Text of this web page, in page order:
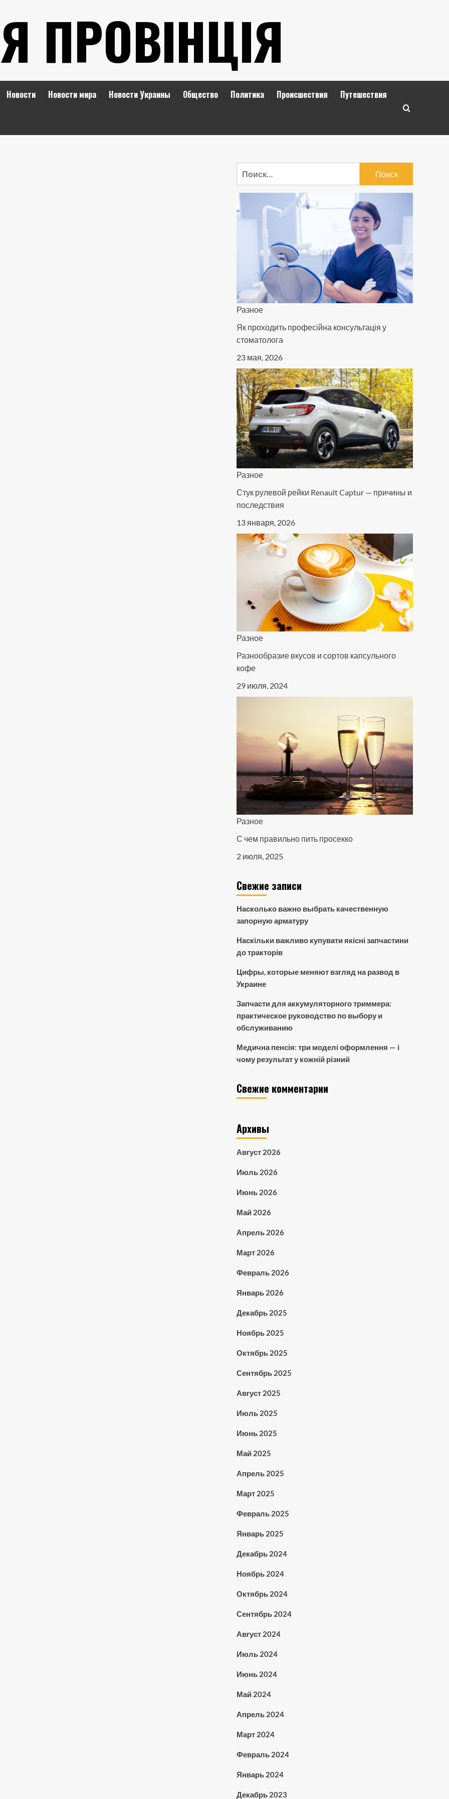
ПРОВІНЦІЯ
Новости Новости мира Новости Украины Общество Политика Происшествия Путешествия
Разное
Як проходить професійна консультація у
стоматолога
23 мая, 2026
Разное
Стук рулевой рейки Renault Captur — причины и
последствия
13 января, 2026
Разное
Разнообразие вкусов и сортов капсульного
кофе
29 июля, 2024
Разное
С чем правильно пить просекко
2 июля, 2025
Свежие записи
Насколько важно выбрать качественную
запорную арматуру
Наскільки важливо купувати якісні запчастини
до тракторів
Цифры, которые меняют взгляд на развод в
Украине
Запчасти для аккумуляторного триммера:
практическое руководство по выбору и
обслуживанию
Медична пенсія: три моделі оформлення — і
чому результат у кожній різний
Свежие комментарии
Архивы
Август 2026
Июль 2026
Июнь 2026
Май 2026
Апрель 2026
Март 2026
Февраль 2026
Январь 2026
Декабрь 2025
Ноябрь 2025
Октябрь 2025
Сентябрь 2025
Август 2025
Июль 2025
Июнь 2025
Май 2025
Апрель 2025
Март 2025
Февраль 2025
Январь 2025
Декабрь 2024
Ноябрь 2024
Октябрь 2024
Сентябрь 2024
Август 2024
Июль 2024
Июнь 2024
Май 2024
Апрель 2024
Март 2024
Февраль 2024
Январь 2024
Декабрь 2023